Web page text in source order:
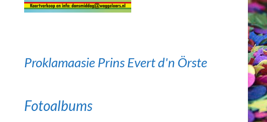
Proklamaasie Prins Evert d'n Örste
Fotoalbums